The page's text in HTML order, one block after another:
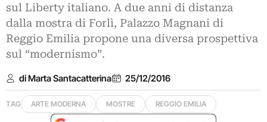
sul Liberty italiano. A due anni di distanza
dalla mostra di Forlì, Palazzo Magnani di
Reggio Emilia propone una diversa prospettiva
sul “modernismo”.
di Marta Santacatterina 25/12/2016
TAG ARTE MODERNA MOSTRE REGGIO EMILIA